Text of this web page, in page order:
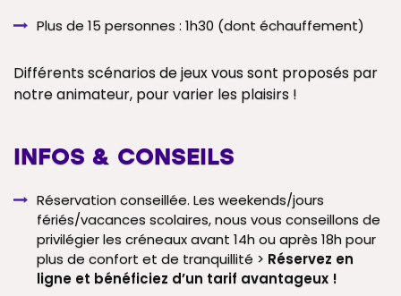
Plus de 15 personnes : 1h30 (dont échauffement)
Différents scénarios de jeux vous sont proposés par
notre animateur, pour varier les plaisirs !
INFOS & CONSEILS
Réservation conseillée. Les weekends/jours
fériés/vacances scolaires, nous vous conseillons de
privilégier les créneaux avant 14h ou après 18h pour
plus de confort et de tranquillité > Réservez en
ligne et bénéficiez d’un tarif avantageux !